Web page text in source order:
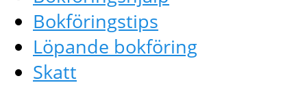
Bokföringstips
Löpande bokföring
Skatt